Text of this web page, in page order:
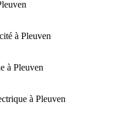
à Pleuven
à Pleuven
à Pleuven